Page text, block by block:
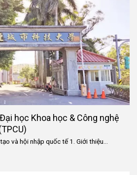
học Khoa học & Công nghệ
và hội nhập quốc tế 1. Giới thiệu...